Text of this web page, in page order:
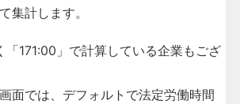
集計します。
「171:00」で計算している企業もござ
面では、デフォルトで法定労働時間